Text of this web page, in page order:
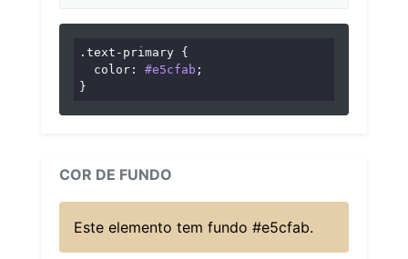
.text-primary {
color : #e5cfab ;
}
COR DE FUNDO
Este elemento tem fundo #e5cfab.